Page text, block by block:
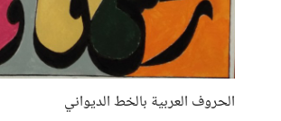
الحروف العربية بالخط الديواني